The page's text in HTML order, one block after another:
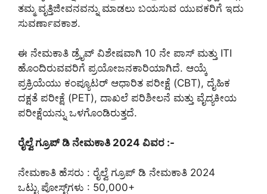
ತಮ್ಮ ವೃತ್ತಿಜೀವನವನ್ನು ಮಾಡಲು ಬಯಸುವ ಯುವಕರಿಗೆ ಇದು
ಸುವರ್ಣಾವಕಾಶ.
ಈ ನೇಮಕಾತಿ ಡ್ರೈವ್ ವಿಶೇಷವಾಗಿ 10 ನೇ ಪಾಸ್ ಮತ್ತು ITI
ಹೊಂದಿರುವವರಿಗೆ ಪ್ರಯೋಜನಕಾರಿಯಾಗಿದೆ. ಆಯ್ಕೆ
ಪ್ರಕ್ರಿಯೆಯು ಕಂಪ್ಯೂಟರ್ ಆಧಾರಿತ ಪರೀಕ್ಷೆ (CBT), ದೈಹಿಕ
ದಕ್ಷತೆ ಪರೀಕ್ಷೆ (PET), ದಾಖಲೆ ಪರಿಶೀಲನೆ ಮತ್ತು ವೈದ್ಯಕೀಯ
ಪರೀಕ್ಷೆಯನ್ನು ಒಳಗೊಂಡಿರುತ್ತದೆ.
ರೈಲ್ವೆ ಗ್ರೂಪ್ ಡಿ ನೇಮಕಾತಿ 2024 ವಿವರ :-
ನೇಮಕಾತಿ ಹೆಸರು : ರೈಲ್ವೆ ಗ್ರೂಪ್ ಡಿ ನೇಮಕಾತಿ 2024
ಒಟ್ಟು ಪೋಸ್ಟ್‌ಗಳು : 50,000+